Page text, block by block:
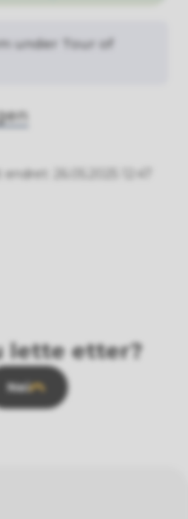
under Tour of
endret
lette etter?
Nei